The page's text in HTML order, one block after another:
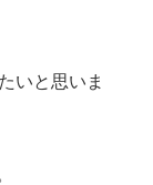
いと思いま